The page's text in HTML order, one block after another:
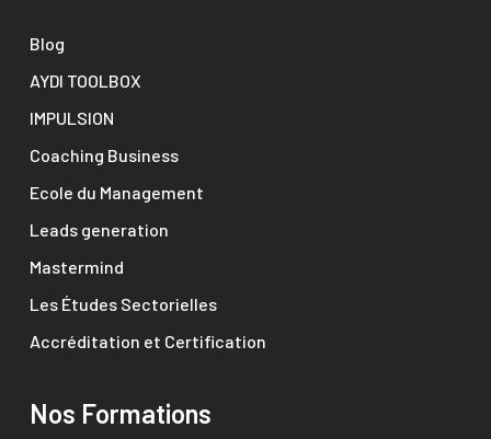
Blog
AYDI TOOLBOX
IMPULSION
Coaching Business
Ecole du Management
Leads generation
Mastermind
Les Études Sectorielles
Accréditation et Certification
Nos Formations